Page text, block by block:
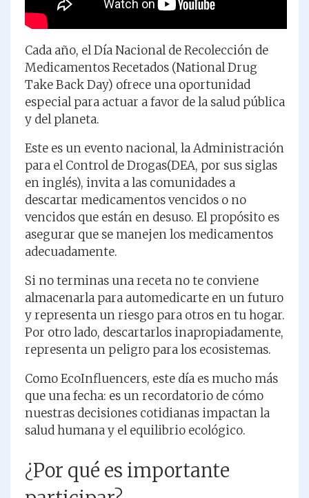
Cada año, el Día Nacional de Recolección de
Medicamentos Recetados (National Drug
Take Back Day) ofrece una oportunidad
especial para actuar a favor de la salud pública
y del planeta.
Este es un evento nacional, la Administración
para el Control de Drogas(DEA, por sus siglas
en inglés), invita a las comunidades a
descartar medicamentos vencidos o no
vencidos que están en desuso. El propósito es
asegurar que se manejen los medicamentos
adecuadamente.
Si no terminas una receta no te conviene
almacenarla para automedicarte en un futuro
y representa un riesgo para otros en tu hogar.
Por otro lado, descartarlos inapropiadamente,
representa un peligro para los ecosistemas.
Como EcoInfluencers, este día es mucho más
que una fecha: es un recordatorio de cómo
nuestras decisiones cotidianas impactan la
salud humana y el equilibrio ecológico.
¿Por qué es importante